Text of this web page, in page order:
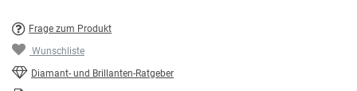
Frage zum Produkt
Wunschliste
Diamant- und Brillanten-Ratgeber